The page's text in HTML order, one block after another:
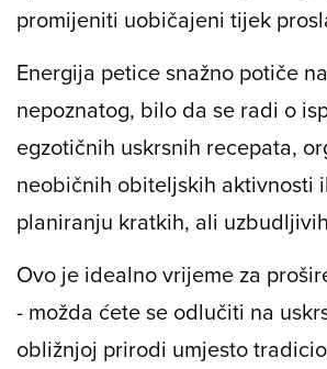
promijeniti uobičajeni tijek
Energija petice snažno potiče
nepoznatog, bilo da se radi o
egzotičnih uskrsnih recepata,
neobičnih obiteljskih aktivnosti
planiranju kratkih, ali
Ovo je idealno vrijeme za
- možda ćete se odlučiti na
obližnjoj prirodi umjesto